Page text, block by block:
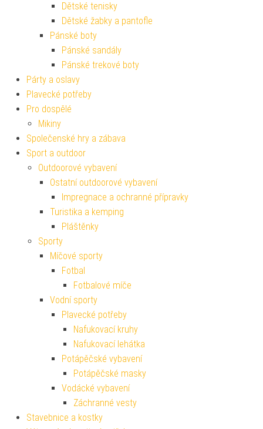
Dětské tenisky
Dětské žabky a pantofle
Pánské boty
Pánské sandály
Pánské trekové boty
Párty a oslavy
Plavecké potřeby
Pro dospělé
Mikiny
Společenské hry a zábava
Sport a outdoor
Outdoorové vybavení
Ostatní outdoorové vybavení
Impregnace a ochranné přípravky
Turistika a kemping
Pláštěnky
Sporty
Míčové sporty
Fotbal
Fotbalové míče
Vodní sporty
Plavecké potřeby
Nafukovací kruhy
Nafukovací lehátka
Potápěčské vybavení
Potápěčské masky
Vodácké vybavení
Záchranné vesty
Stavebnice a kostky